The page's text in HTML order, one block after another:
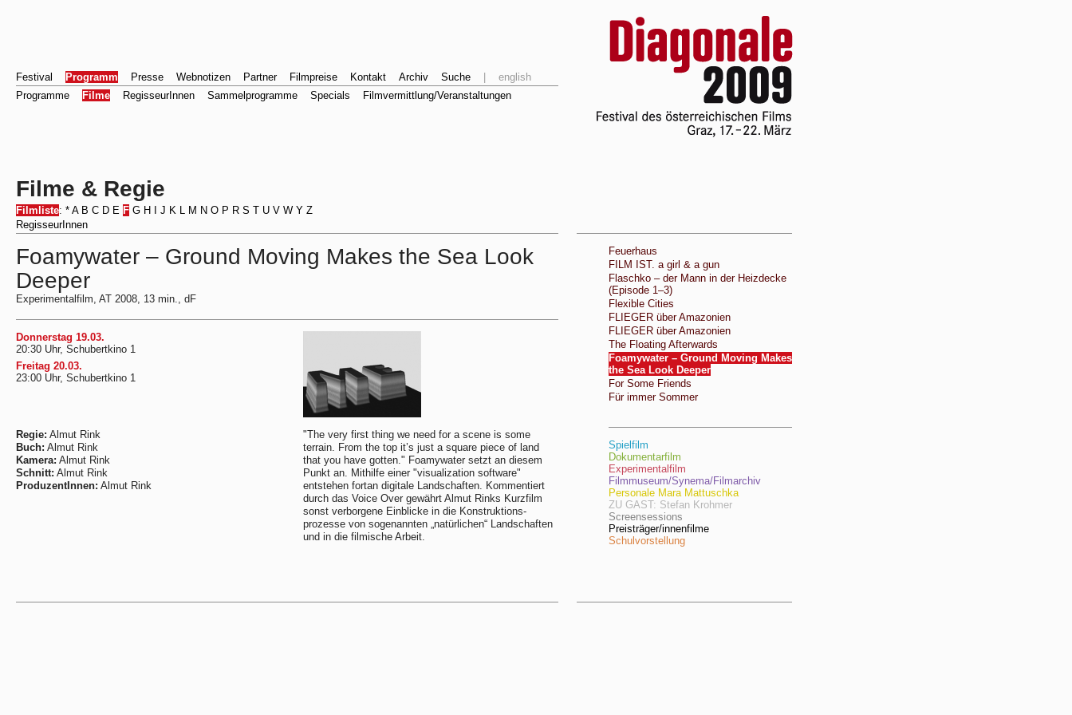
Festival Programm Presse Webnotizen Partner Filmpreise Kontakt Archiv Suche
english
Programme
Filme RegisseurInnen Sammelprogramme Specials Filmvermittlung/Veranstaltungen
Filme & Regie
Filmliste: * A B C D E F G H J K L M N O P R S T U V W Y Z
RegisseurInnen
Foamywater – Ground Moving Makes the Sea Look
Deeper
Experimentalfilm, AT 2008, 13 min., dF
Donnerstag 19.03.
20:30 Uhr, Schubertkino 1
Freitag 20.03.
23:00 Uhr, Schubertkino 1
Regie: Almut Rink
Buch: Almut Rink
Kamera: Almut Rink
Schnitt: Almut Rink
ProduzentInnen: Almut Rink
"The very first thing we need for a scene is some
terrain. From the top it’s just a square piece of land
that you have gotten." Foamywater setzt an diesem
Punkt an. Mithilfe einer "visualization software"
entstehen fortan digitale Landschaften. Kommentiert
durch das Voice Over gewährt Almut Rinks Kurzfilm
sonst verborgene Einblicke in die Konstruktions-
prozesse von sogenannten „natürlichen“ Landschaften
und in die filmische Arbeit.
Feuerhaus
FILM IST. a girl & a gun
Flaschko – der Mann in der Heizdecke
(Episode 1–3)
Flexible Cities
FLIEGER über Amazonien
FLIEGER über Amazonien
The Floating Afterwards
Foamywater – Ground Moving Makes
the Sea Look Deeper
For Some Friends
Für immer Sommer
Spielfilm
Dokumentarfilm
Experimentalfilm
Filmmuseum/Synema/Filmarchiv
Personale Mara Mattuschka
ZU GAST: Stefan Krohmer
Screensessions
Preisträger/innenfilme
Schulvorstellung